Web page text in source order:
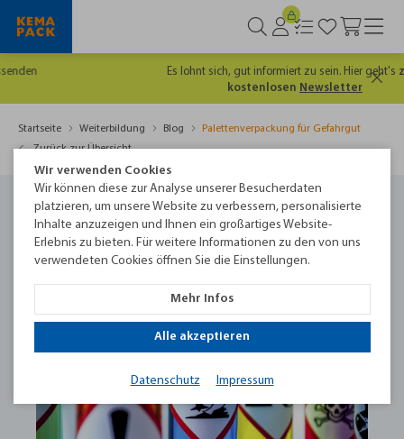
Es lohnt sich, gut informiert zu sein. Hier geht'szum
Newsletter
Startseite Weiterbildung Blog
Palettenverpackung für Gefahrgut
Zurück zur Übersicht
Palettenver­packung für Gefahrgut
3Min
Wir verwenden Cookies
Wir können diese zur Analyse unserer Besucherdaten
platzieren, um unsere Website zu verbessern, personalisierte
Inhalte anzuzeigen und Ihnen ein großartiges Website-
Erlebnis zu bieten. Für weitere Informationen zu den von uns
verwendeten Cookies öffnen Sie die Einstellungen.
Mehr Infos
Alle akzeptieren
Datenschutz Impressum